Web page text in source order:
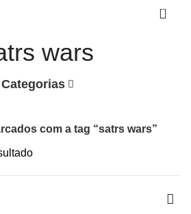
0
wars
Categorias
com a tag “satrs wars”